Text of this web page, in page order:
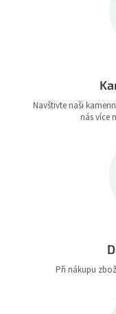
Navštivte naši
nás více
Při nákupu